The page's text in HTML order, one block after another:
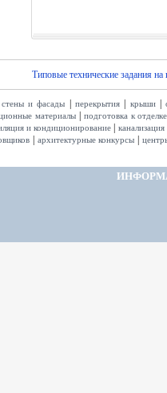
Типовые технические задания на
стены и фасады перекрытия| крыши|
материалы|
подготовка к отделке
и кондиционирование канализация
архитектурные конкурсы